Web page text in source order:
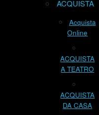
ACQUISTA
Acquista
Online
ACQUISTA
A TEATRO
ACQUISTA
DA CASA